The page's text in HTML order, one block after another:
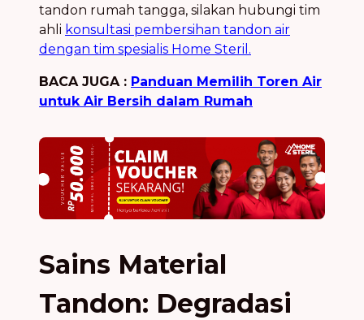
tandon rumah tangga, silakan hubungi tim
ahli konsultasi pembersihan tandon air
dengan tim spesialis Home Steril.
BACA JUGA : Panduan Memilih Toren Air
untuk Air Bersih dalam Rumah
Sains Material
Tandon: Degradasi